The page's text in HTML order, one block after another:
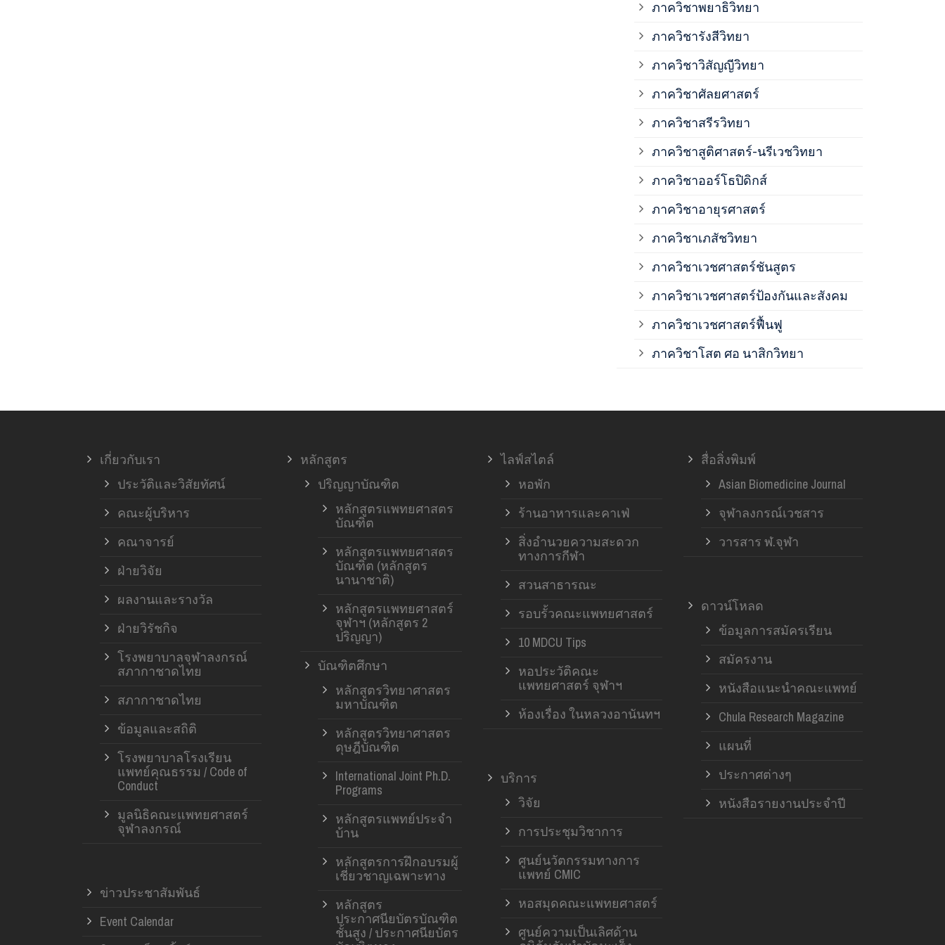
ภาควิชาพยาธิวิทยา
ภาควิชารังสีวิทยา
ภาควิชาวิสัญญีวิทยา
ภาควิชาศัลยศาสตร์
ภาควิชาสรีรวิทยา
ภาควิชาสูติศาสตร์-นรีเวชวิทยา
ภาควิชาออร์โธปิดิกส์
ภาควิชาอายุรศาสตร์
ภาควิชาเภสัชวิทยา
ภาควิชาเวชศาสตร์ชันสูตร
ภาควิชาเวชศาสตร์ป้องกันและสังคม
ภาควิชาเวชศาสตร์ฟื้นฟู
ภาควิชาโสต ศอ นาสิกวิทยา
เกี่ยวกับเรา
ประวัติและวิสัยทัศน์
คณะผู้บริหาร
คณาจารย์
ฝ่ายวิจัย
ผลงานและรางวัล
ฝ่ายวิรัชกิจ
โรงพยาบาลจุฬาลงกรณ์
สภากาชาดไทย
สภากาชาดไทย
ข้อมูลและสถิติ
โรงพยาบาลโรงเรียน
แพทย์คุณธรรม / Code of
Conduct
มูลนิธิคณะแพทยศาสตร์
จุฬาลงกรณ์
ข่าวประชาสัมพันธ์
Event Calendar
หลักสูตร
ปริญญาบัณฑิต
หลักสูตรแพทยศาสตร
บัณฑิต
หลักสูตรแพทยศาสตร
บัณฑิต (หลักสูตร
นานาชาติ)
หลักสูตรแพทยศาสตร์
จุฬาฯ (หลักสูตร 2
ปริญญา)
บัณฑิตศึกษา
หลักสูตรวิทยาศาสตร
มหาบัณฑิต
หลักสูตรวิทยาศาสตร
ดุษฎีบัณฑิต
International Joint Ph.D.
Programs
หลักสูตรแพทย์ประจำ
บ้าน
หลักสูตรการฝึกอบรมผู้
เชี่ยวชาญเฉพาะทาง
หลักสูตร
ประกาศนียบัตรบัณฑิต
ชั้นสูง / ประกาศนียบัตร
ไลฟ์สไตล์
หอพัก
ร้านอาหารและคาเฟ่
สิ่งอำนวยความสะดวก
ทางการกีฬา
สวนสาธารณะ
รอบรั้วคณะแพทยศาสตร์
10 MDCU Tips
หอประวัติคณะ
แพทยศาสตร์ จุฬาฯ
ห้องเรื่อง ในหลวงอานันทฯ
บริการ
วิจัย
การประชุมวิชาการ
ศูนย์นวัตกรรมทางการ
แพทย์ CMIC
หอสมุดคณะแพทยศาสตร์
ศูนย์ความเป็นเลิศด้าน
สื่อสิ่งพิมพ์
Asian Biomedicine Journal
จุฬาลงกรณ์เวชสาร
วารสาร ฬ.จุฬา
ดาวน์โหลด
ข้อมูลการสมัครเรียน
สมัครงาน
หนังสือแนะนำคณะแพทย์
Chula Research Magazine
แผนที่
ประกาศต่างๆ
หนังสือรายงานประจำปี